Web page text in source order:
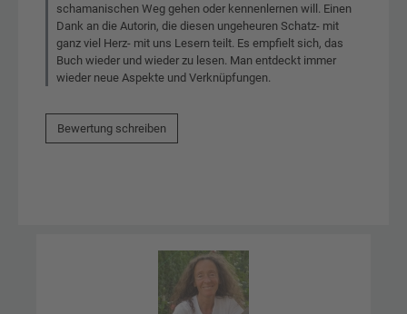
schamanischen Weg gehen oder kennenlernen will. Einen
Dank an die Autorin, die diesen ungeheuren Schatz- mit
ganz viel Herz- mit uns Lesern teilt. Es empfielt sich, das
Buch wieder und wieder zu lesen. Man entdeckt immer
wieder neue Aspekte und Verknüpfungen.
Bewertung schreiben